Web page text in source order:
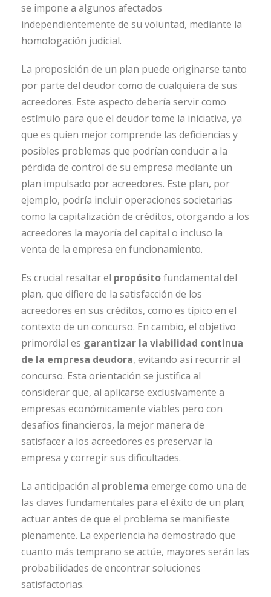
se impone a algunos afectados
independientemente de su voluntad, mediante la
homologación judicial.
La proposición de un plan puede originarse tanto
por parte del deudor como de cualquiera de sus
acreedores. Este aspecto debería servir como
estímulo para que el deudor tome la iniciativa, ya
que es quien mejor comprende las deficiencias y
posibles problemas que podrían conducir a la
pérdida de control de su empresa mediante un
plan impulsado por acreedores. Este plan, por
ejemplo, podría incluir operaciones societarias
como la capitalización de créditos, otorgando a los
acreedores la mayoría del capital o incluso la
venta de la empresa en funcionamiento.
Es crucial resaltar el propósitofundamental del
plan, que difiere de la satisfacción de los
acreedores en sus créditos, como es típico en el
contexto de un concurso. En cambio, el objetivo
primordial es garantizar la viabilidad continua
de la empresa deudora, evitando así recurrir al
concurso. Esta orientación se justifica al
considerar que, al aplicarse exclusivamente a
empresas económicamente viables pero con
desafíos financieros, la mejor manera de
satisfacer a los acreedores es preservar la
empresa y corregir sus dificultades.
La anticipación al problema emerge como una de
las claves fundamentales para el éxito de un plan;
actuar antes de que el problema se manifieste
plenamente. La experiencia ha demostrado que
cuanto más temprano se actúe, mayores serán las
probabilidades de encontrar soluciones
satisfactorias.